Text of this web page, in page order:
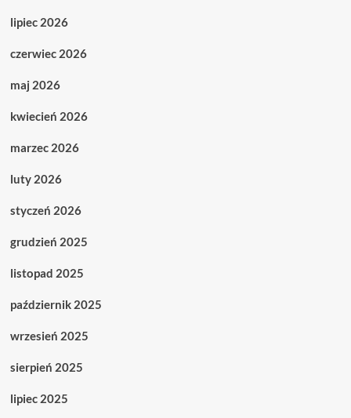
lipiec 2026
czerwiec 2026
maj 2026
kwiecień 2026
marzec 2026
luty 2026
styczeń 2026
grudzień 2025
listopad 2025
październik 2025
wrzesień 2025
sierpień 2025
lipiec 2025